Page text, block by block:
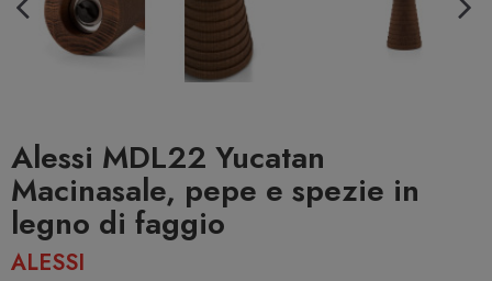
Alessi MDL22 Yucatan
Macinasale, pepe e spezie in
legno di faggio
ALESSI